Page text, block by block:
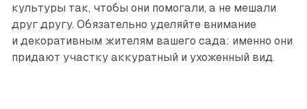
культуры так, чтобы они помогали, а не мешали
друг другу. Обязательно уделяйте внимание
и декоративным жителям вашего сада: именно они
придают участку аккуратный и ухоженный вид.